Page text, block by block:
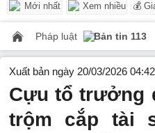
Mới nhất Xem nhiều 💰
Pháp luật Bản tin 113
Xuất bản ngày 20/03/2026
Cựu tổ trưởng
trộm cắp tài